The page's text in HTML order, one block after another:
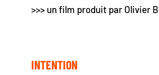
>>> un film produit par Olivier
INTENTION